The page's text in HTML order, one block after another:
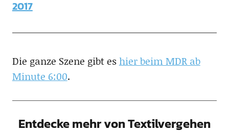
2017
Die ganze Szene gibt eshier beim MDR ab
Minute 6:00.
Entdecke mehr von Textilvergehen